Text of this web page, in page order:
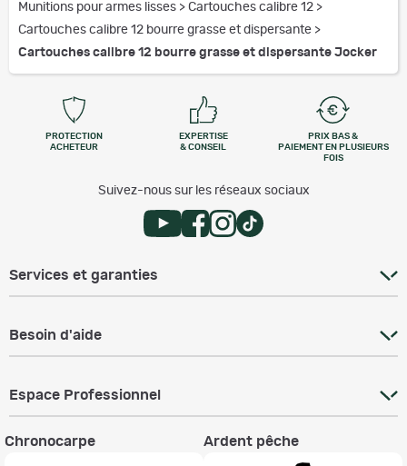
Munitions pour armes lisses > Cartouches calibre 12 >
Cartouches calibre 12 bourre grasse et dispersante >
Cartouches calibre 12 bourre grasse et dispersante Jocker
PROTECTION
ACHETEUR
EXPERTISE
& CONSEIL
PRIX BAS &
PAIEMENT EN PLUSIEURS
FOIS
Suivez-nous sur les réseaux sociaux
Services et garanties
Besoin d'aide
Espace Professionnel
Chronocarpe Ardent pêche